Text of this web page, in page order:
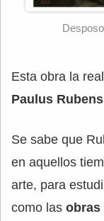
Esta obra la
Paulus Rubens
Se sabe que
en aquellos
arte, para
como las obras